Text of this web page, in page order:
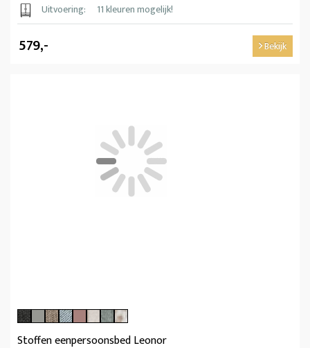
Uitvoering:
11 kleuren mogelijk!
579,- Bekijk
Stoffen eenpersoonsbed Leonor